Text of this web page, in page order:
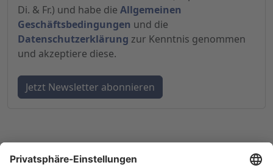
Di. & Fr.) und habe die Allgemeinen
Geschäftsbedingungen und die
Datenschutzerklärung zur Kenntnis genommen
und akzeptiere diese.
© 1998-2026by GSC Research GmbH